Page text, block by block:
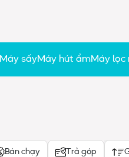
Máy sấyMáy hút ẩmMáy lọc
Bán chạy Trả góp